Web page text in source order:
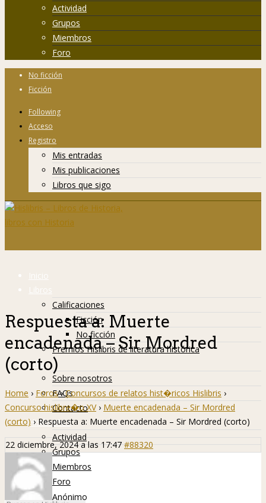
Actividad
Grupos
Miembros
Foro
No ficción
Ficción
Following
Acceso
Registro
Mis entradas
Mis publicaciones
Libros que sigo
Inicio
Libros
Calificaciones
Ficción
No ficción
Premios Hislibris de literatura histórica
Info
Sobre nosotros
FAQs
Contacto
Hislibreños
Actividad
Grupos
Miembros
Foro
Respuesta a: Muerte
encadenada – Sir Mordred
(corto)
Home › Foros › Concursos de relatos hist�ricos Hislibris ›
Concurso hislibre�o XV › Muerte encadenada – Sir Mordred
(corto) › Respuesta a: Muerte encadenada – Sir Mordred (corto)
22 diciembre, 2024 a las 17:47 #88320
Anónimo